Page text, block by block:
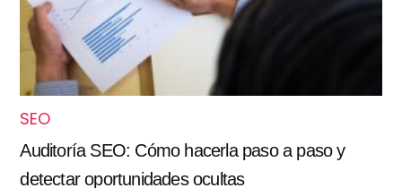
SEO
Auditoría SEO: Cómo hacerla paso a paso y
detectar oportunidades ocultas